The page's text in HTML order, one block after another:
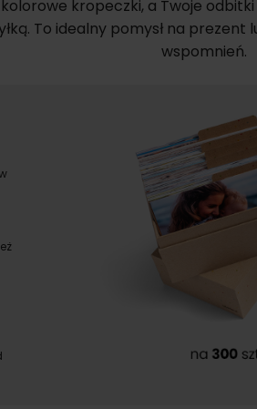
kropeczki, a Twoje
To idealny pomysł na
wspomnień.